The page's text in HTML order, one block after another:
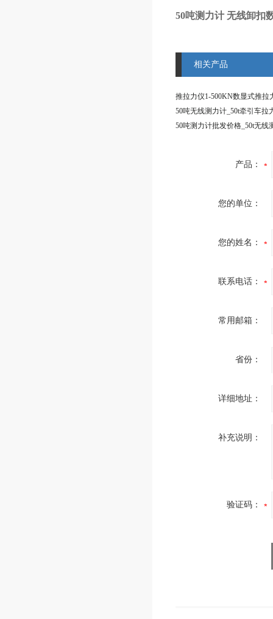
50吨测力计 无线卸扣
相关产品
产品：
您的单位：
您的姓名：
联系电话：
常用邮箱：
省份：
详细地址：
补充说明：
验证码：